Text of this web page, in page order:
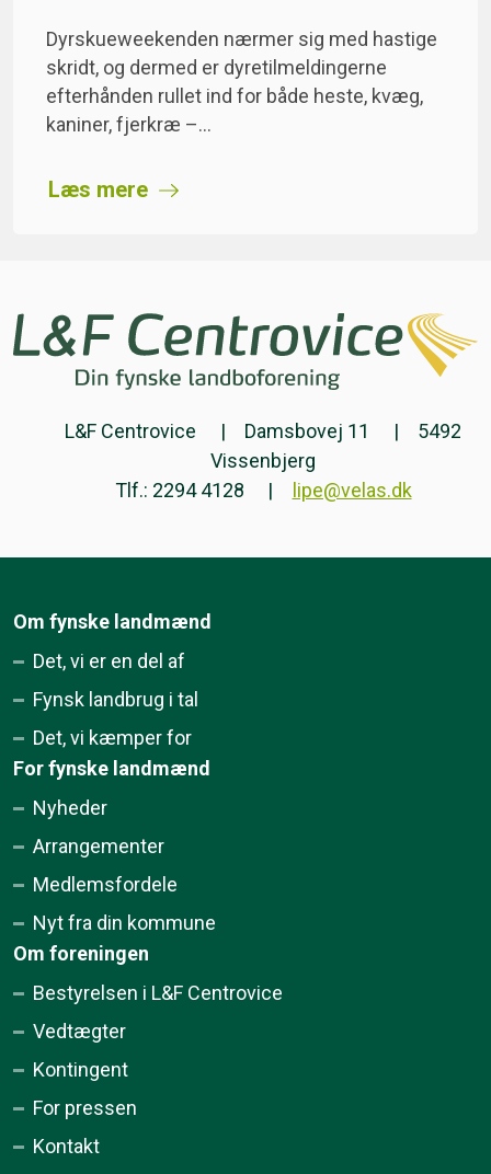
Dyrskueweekenden nærmer sig med hastige
skridt, og dermed er dyretilmeldingerne
efterhånden rullet ind for både heste, kvæg,
kaniner, fjerkræ –…
Læs mere
L&F Centrovice Damsbovej 11
5492
Vissenbjerg
Tlf.: 2294 4128
lipe@velas.dk
Om fynske landmænd
Det, vi er en del af
Fynsk landbrug i tal
Det, vi kæmper for
For fynske landmænd
Nyheder
Arrangementer
Medlemsfordele
Nyt fra din kommune
Om foreningen
Bestyrelsen i L&F Centrovice
Vedtægter
Kontingent
For pressen
Kontakt